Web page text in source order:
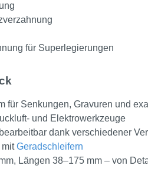
für Superlegierungen
für Senkungen, Gravuren und
und Elektrowerkzeuge
dank verschiedener
mitGeradschleifern
Längen 38–175 mm – von